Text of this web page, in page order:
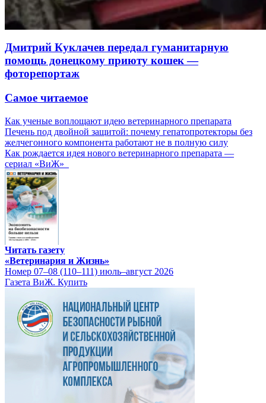
Дмитрий Куклачев передал гуманитарную
помощь донецкому приюту кошек —
фоторепортаж
Самое читаемое
Как ученые воплощают идею ветеринарного препарата
Печень под двойной защитой: почему гепатопротекторы без
желчегонного компонента работают не в полную силу
Как рождается идея нового ветеринарного препарата —
сериал «ВиЖ»
Читать газету
«Ветеринария и Жизнь»
Номер 07–08 (110–111) июль–август 2026
Газета ВиЖ. Купить